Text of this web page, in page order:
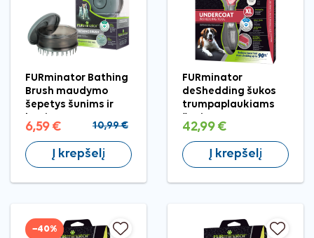
FURminator Bathing
Brush maudymo
šepetys šunims ir
6,59 € 10,99 €
Į krepšelį
FURminator
deShedding šukos
trumpaplaukiams
42,99 €
Į krepšelį
−40%